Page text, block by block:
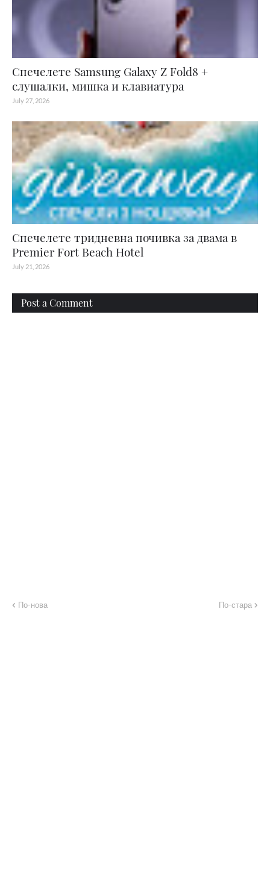
Спечелете Samsung Galaxy Z Fold8 +
слушалки, мишка и клавиатура
July 27, 2026
Спечелете тридневна почивка за двама в
Premier Fort Beach Hotel
July 21, 2026
Post a Comment
По-нова По-стара